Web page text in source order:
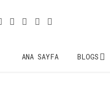
ANA SAYFA BLOGS